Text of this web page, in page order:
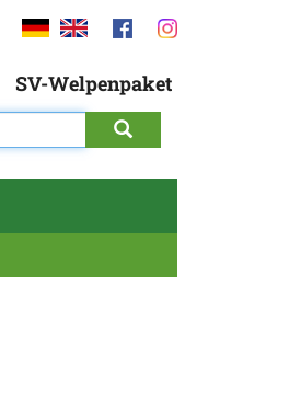
SV-Welpenpaket